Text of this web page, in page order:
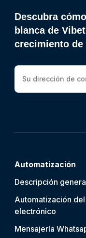
Descubra
blanca de
crecimiento de
Automatización
Descripción
Automatización
electrónico
Mensajería